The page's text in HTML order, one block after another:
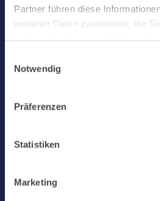
Partner führen diese
weiteren Daten zusammen, die
challenges.cloudflare.com: Wir
Buchungssystem MEWS in
übermittelt. Cookies von
Buchungen von Bibliotheks- und
Buchungen durchführen zu
Notwendig
Präferenzen
Statistiken
Marketing
Spenden
Laacher See
Jobs